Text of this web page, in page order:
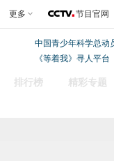
更多 节目官网
中国青少年科学总动
《等着我》寻人平台
排行榜 精彩专题